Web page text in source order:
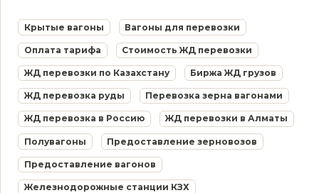
Крытые вагоны Вагоны для перевозки
Оплата тарифа Стоимость ЖД перевозки
ЖД перевозки по Казахстану Биржа ЖД грузов
ЖД перевозка руды Перевозка зерна вагонами
ЖД перевозка в Россию ЖД перевозки в Алматы
Полувагоны Предоставление зерновозов
Предоставление вагонов
Железнодорожные станции КЗХ